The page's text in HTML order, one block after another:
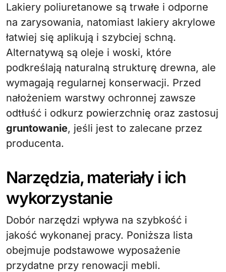
Lakiery poliuretanowe są trwałe i odporne
na zarysowania, natomiast lakiery akrylowe
łatwiej się aplikują i szybciej schną.
Alternatywą są oleje i woski, które
podkreślają naturalną strukturę drewna, ale
wymagają regularnej konserwacji. Przed
nałożeniem warstwy ochronnej zawsze
odtłuść i odkurz powierzchnię oraz zastosuj
gruntowanie, jeśli jest to zalecane przez
producenta.
Narzędzia, materiały i ich
wykorzystanie
Dobór narzędzi wpływa na szybkość i
jakość wykonanej pracy. Poniższa lista
obejmuje podstawowe wyposażenie
przydatne przy renowacji mebli.